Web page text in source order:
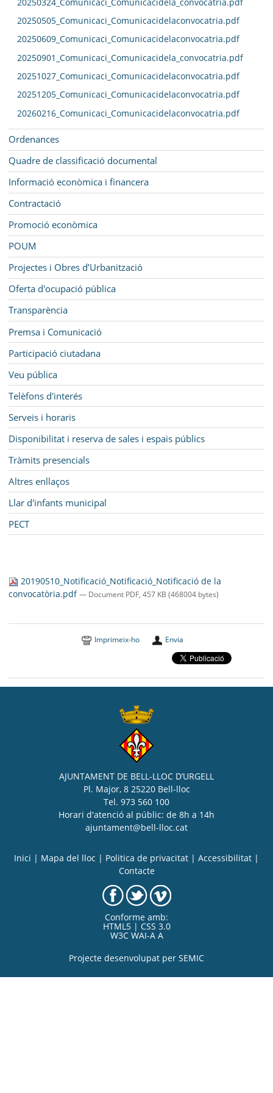
20250505_Comunicaci_Comunicacidelaconvocatria.pdf
20250609_Comunicaci_Comunicacidelaconvocatria.pdf
20250901_Comunicaci_Comunicacidela_convocatria.pdf
20251027_Comunicaci_Comunicacidelaconvocatria.pdf
20251205_Comunicaci_Comunicacidelaconvocatria.pdf
20260216_Comunicaci_Comunicacidelaconvocatria.pdf
Ordenances
Quadre de classificació documental
Informació econòmica i financera
Contractació
Promoció econòmica
POUM
Projectes i Obres d’Urbanització
Oferta d'ocupació pública
Transparència
Premsa i Comunicació
Participació ciutadana
Veu pública
Telèfons d'interés
Serveis i horaris
Disponibilitat i reserva de sales i espais públics
Tràmits presencials
Altres enllaços
Llar d'infants municipal
PECT
20190510_Notificació_Notificació_Notificació de la
convocatòria.pdf— Document PDF, 457 KB (468004 bytes)
Imprimeix-ho Envia
AJUNTAMENT DE BELL-LLOC D’URGELL
Pl. Major, 8 25220 Bell-lloc
Tel. 973 560 100
Horari d'atenció al públic: de 8h a 14h
ajuntament@bell-lloc.cat
Inici Mapa del lloc Politica de privacitat Accessibilitat
Contacte
Conforme amb:
HTML5 | CSS 3.0
W3C WAI-A A
Projecte desenvolupat per SEMIC